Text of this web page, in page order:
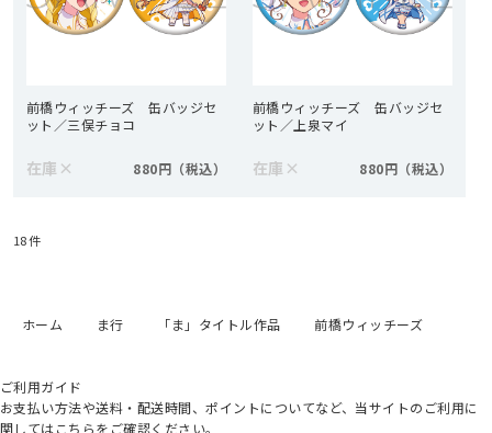
前橋ウィッチーズ 缶バッジセ
ット／三俣チョコ
在庫 × 880円
前橋ウィッチーズ 缶バッジセ
ット／上泉マイ
在庫 × 880円
18件
ホーム ま行 「ま」タイトル作品 前橋ウィッチーズ
ご利用ガイド
お支払い方法や送料・配送時間、ポイントについてなど、当サイトのご利用に
関してはこちらをご確認ください。